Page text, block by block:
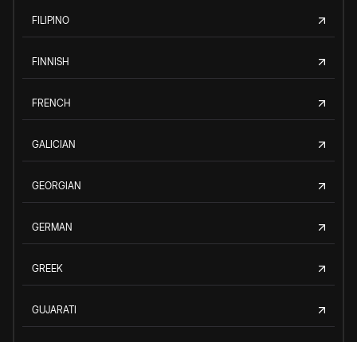
FILIPINO
FINNISH
FRENCH
GALICIAN
GEORGIAN
GERMAN
GREEK
GUJARATI